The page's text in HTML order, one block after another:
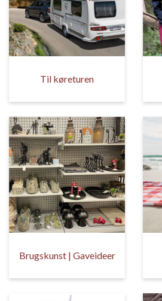
Til køreturen
Brugskunst | Gaveideer